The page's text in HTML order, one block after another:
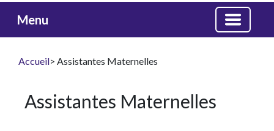
Menu
Accueil> Assistantes Maternelles
Assistantes Maternelles